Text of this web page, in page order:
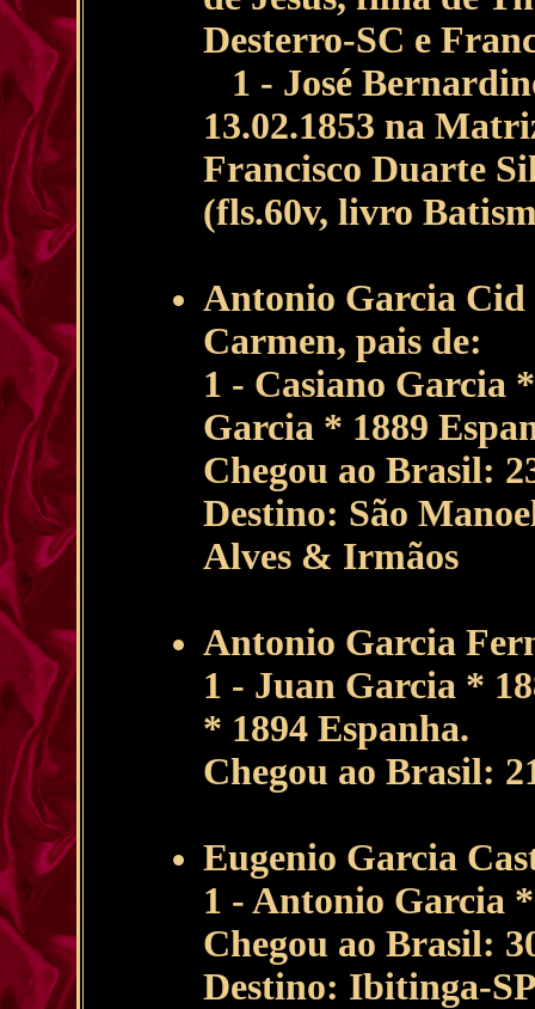
Desterro-SC e
1 - José
13.02.1853 na
Francisco Duarte
(fls.60v, livro
Antonio Garcia Cid
Carmen, pais de:
1 - Casiano Garcia
Garcia * 1889
Chegou ao Brasil:
Destino: São
Alves & Irmãos
Antonio Garcia
1 - Juan Garcia *
* 1894 Espanha.
Chegou ao Brasil:
Eugenio Garcia
1 - Antonio Garcia
Chegou ao Brasil:
Destino: Ibitinga-